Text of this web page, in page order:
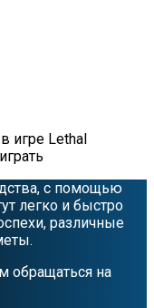
игре Lethal
с помощью
легко и быстро
различные
обращаться на